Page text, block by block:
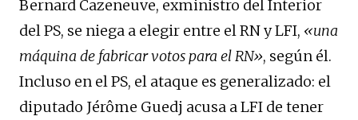
Bernard Cazeneuve, exministro del Interior
del PS, se niega a elegir entre el RN y LFI, «una
máquina de fabricar votos para el RN», según él.
Incluso en el PS, el ataque es generalizado: el
diputado Jérôme Guedj acusa a LFI de tener